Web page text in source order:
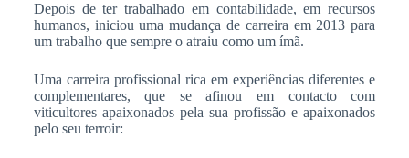
Depois de ter trabalhado em contabilidade, em recursos
humanos, iniciou uma mudança de carreira em 2013 para
um trabalho que sempre o atraiu como um ímã.
Uma carreira profissional rica em experiências diferentes e
complementares, que se afinou em contacto com
viticultores apaixonados pela sua profissão e apaixonados
pelo seu terroir: